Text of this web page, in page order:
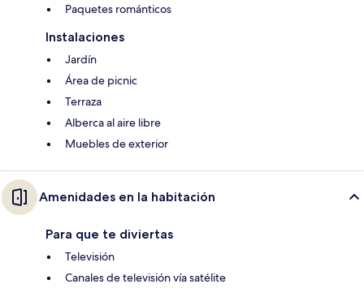
Paquetes románticos
Instalaciones
Jardín
Área de picnic
Terraza
Alberca al aire libre
Muebles de exterior
Amenidades en la habitación
Para que te diviertas
Televisión
Canales de televisión vía satélite